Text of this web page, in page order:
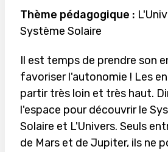
Thème pédagogique :
Système Solaire
Il est temps de prendre son
favoriser l'autonomie ! Les
partir très loin et très haut.
l'espace pour découvrir le
Solaire et L'Univers. Seuls
de Mars et de Jupiter, ils ne